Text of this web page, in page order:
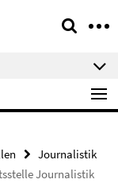
Journalistik
Journalistik